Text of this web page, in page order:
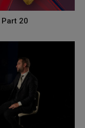
20